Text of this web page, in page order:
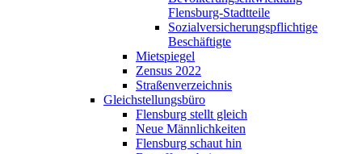
Flensburg-Stadtteile
Sozialversicherungspflichtige
Beschäftigte
Mietspiegel
Zensus 2022
Straßenverzeichnis
Gleichstellungsbüro
Flensburg stellt gleich
Neue Männlichkeiten
Flensburg schaut hin